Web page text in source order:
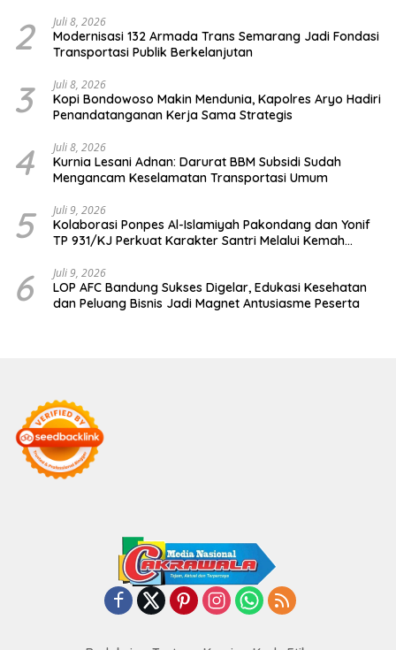
2 Juli 8, 2026
Modernisasi 132 Armada Trans Semarang Jadi Fondasi
Transportasi Publik Berkelanjutan
3 Juli 8, 2026
Kopi Bondowoso Makin Mendunia, Kapolres Aryo Hadiri
Penandatanganan Kerja Sama Strategis
4 Juli 8, 2026
Kurnia Lesani Adnan: Darurat BBM Subsidi Sudah
Mengancam Keselamatan Transportasi Umum
5 Juli 9, 2026
Kolaborasi Ponpes Al-Islamiyah Pakondang dan Yonif
TP 931/KJ Perkuat Karakter Santri Melalui Kemah
6 Juli 9, 2026
LOP AFC Bandung Sukses Digelar, Edukasi Kesehatan
dan Peluang Bisnis Jadi Magnet Antusiasme Peserta